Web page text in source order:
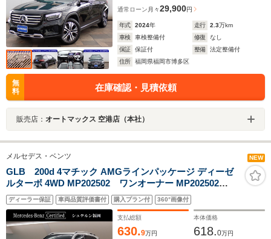
通常ローン 月々29,900円
年式 2024年 走行 2.3万km
車検
車検整備付 修復
なし
保証
保証付 整備
法定整備付
住所
福岡県福岡市博多区
無
料
在庫確認・見積依頼
販売店： オートマックス 空港店（本社）
メルセデス・ベンツ NEW
GLB 200d 4マチック AMGラインパッケージ ディーゼ
ルターボ 4WD MP202502 ワンオーナー MP202502
AMGライン
ディーラー保証 車両品質評価書付 購入プラン付 360°画像付
支払総額
630.9万円
本体価格
618.0万円